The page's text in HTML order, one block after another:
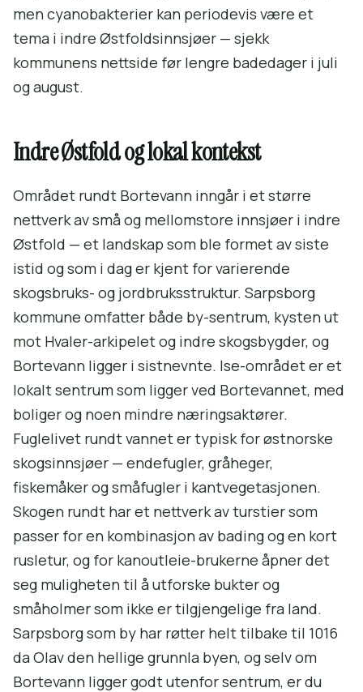
men cyanobakterier kan periodevis være et
tema i indre Østfoldsinnsjøer — sjekk
kommunens nettside før lengre badedager i juli
og august.
Indre Østfold og lokal kontekst
Området rundt Bortevann inngår i et større
nettverk av små og mellomstore innsjøer i indre
Østfold — et landskap som ble formet av siste
istid og som i dag er kjent for varierende
skogsbruks- og jordbruksstruktur. Sarpsborg
kommune omfatter både by-sentrum, kysten ut
mot Hvaler-arkipelet og indre skogsbygder, og
Bortevann ligger i sistnevnte. Ise-området er et
lokalt sentrum som ligger ved Bortevannet, med
boliger og noen mindre næringsaktører.
Fuglelivet rundt vannet er typisk for østnorske
skogsinnsjøer — endefugler, gråheger,
fiskemåker og småfugler i kantvegetasjonen.
Skogen rundt har et nettverk av turstier som
passer for en kombinasjon av bading og en kort
rusletur, og for kanoutleie-brukerne åpner det
seg muligheten til å utforske bukter og
småholmer som ikke er tilgjengelige fra land.
Sarpsborg som by har røtter helt tilbake til 1016
da Olav den hellige grunnla byen, og selv om
Bortevann ligger godt utenfor sentrum, er du